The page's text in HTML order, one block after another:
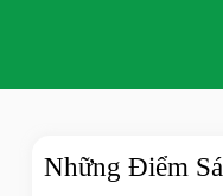
Những Điểm